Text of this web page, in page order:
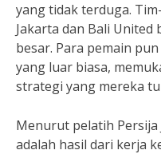
yang tidak terduga.
Jakarta dan Bali
besar. Para pemain
yang luar biasa,
strategi yang mereka
Menurut pelatih Persija
adalah hasil dari kerja